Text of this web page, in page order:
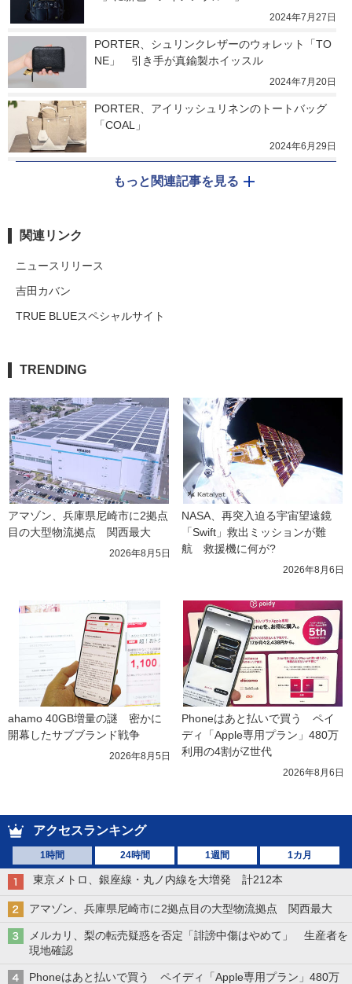
2024年7月27日
PORTER、シュリンクレザーのウォレット「TO
NE」　引き手が真鍮製ホイッスル
2024年7月20日
PORTER、アイリッシュリネンのトートバッグ
「COAL」
2024年6月29日
もっと関連記事を見る
関連リンク
ニュースリリース
吉田カバン
TRUE BLUEスペシャルサイト
TRENDING
アマゾン、兵庫県尼崎市に2拠点
目の大型物流拠点　関西最大
2026年8月5日
NASA、再突入迫る宇宙望遠鏡
「Swift」救出ミッションが難
航　救援機に何が?
2026年8月6日
ahamo 40GB増量の謎　密かに
開幕したサブブランド戦争
2026年8月5日
Phoneはあと払いで買う　ペイ
ディ「Apple専用プラン」480万
利用の4割がZ世代
2026年8月6日
アクセスランキング
1時間 24時間 1週間 1カ月
東京メトロ、銀座線・丸ノ内線を大増発 計212本
アマゾン、兵庫県尼崎市に2拠点目の大型物流拠点 関西最大
メルカリ、梨の転売疑惑を否定「誹謗中傷はやめて」 生産者を
現地確認
Phoneはあと払いで買う ペイディ「Apple専用プラン」480万